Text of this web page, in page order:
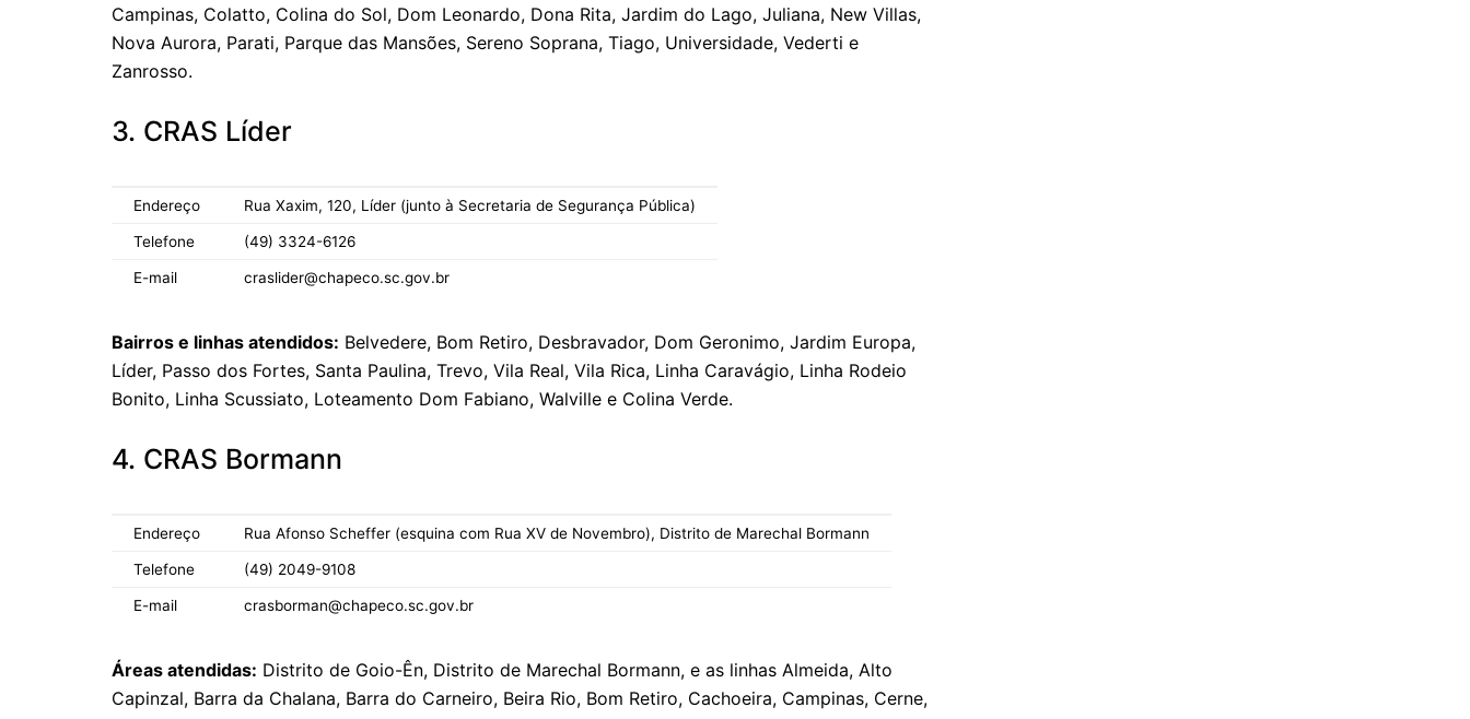
Campinas, Colatto, Colina do Sol, Dom Leonardo, Dona Rita, Jardim do Lago, Juliana, New Villas,
Nova Aurora, Parati, Parque das Mansões, Sereno Soprana, Tiago, Universidade, Vederti e
Zanrosso.
3. CRAS Líder
Endereço Rua Xaxim, 120, Líder (junto à Secretaria de Segurança Pública)
Telefone (49) 3324-6126
E-mail craslider@chapeco.sc.gov.br
Bairros e linhas atendidos: Belvedere, Bom Retiro, Desbravador, Dom Geronimo, Jardim Europa,
Líder, Passo dos Fortes, Santa Paulina, Trevo, Vila Real, Vila Rica, Linha Caravágio, Linha Rodeio
Bonito, Linha Scussiato, Loteamento Dom Fabiano, Walville e Colina Verde.
4. CRAS Bormann
Endereço Rua Afonso Scheffer (esquina com Rua XV de Novembro), Distrito de Marechal Bormann
Telefone (49) 2049-9108
E-mail crasborman@chapeco.sc.gov.br
Áreas atendidas: Distrito de Goio-Ên, Distrito de Marechal Bormann, e as linhas Almeida, Alto
Capinzal, Barra da Chalana, Barra do Carneiro, Beira Rio, Bom Retiro, Cachoeira, Campinas, Cerne,